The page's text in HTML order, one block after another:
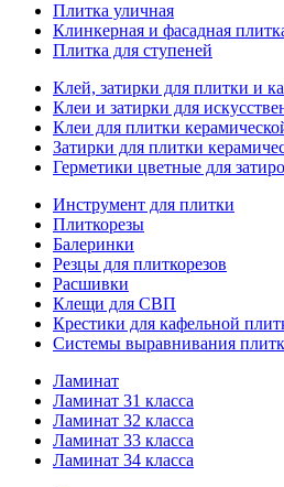
Плитка уличная
Клинкерная и фасадная
Плитка для ступеней
Клей, затирки для плитки и
Клеи и затирки для
Клеи для плитки
Затирки для плитки
Герметики цветные для
Инструмент для плитки
Плиткорезы
Балеринки
Резцы для плиткорезов
Расшивки
Клещи для СВП
Крестики для кафельной
Системы выравнивания
Ламинат
Ламинат 31 класса
Ламинат 32 класса
Ламинат 33 класса
Ламинат 34 класса